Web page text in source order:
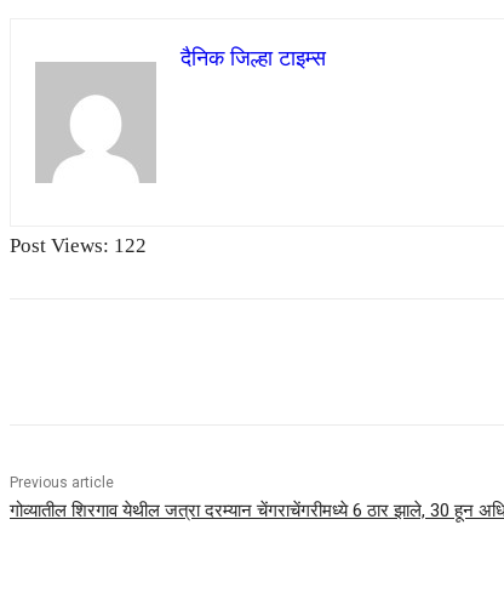
दैनिक जिल्हा टाइम्स
Post Views: 122
Previous article
गोव्यातील शिरगाव येथील जत्रा दरम्यान चेंगराचेंगरीमध्ये 6 ठार झाले, 30 हून